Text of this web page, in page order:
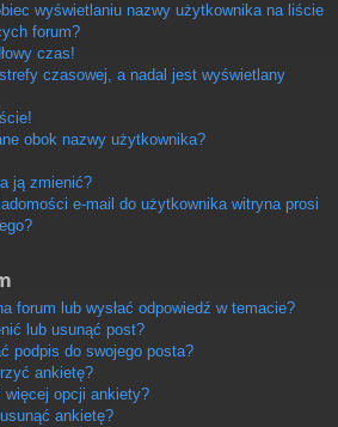
wyświetlaniu nazwy użytkownika na liście
forum?
czas!
czasowej, a nadal jest wyświetlany
obok nazwy użytkownika?
ją zmienić?
e-mail do użytkownika witryna prosi
forum lub wysłać odpowiedź w temacie?
lub usunąć post?
podpis do swojego posta?
ankietę?
więcej opcji ankiety?
ankietę?